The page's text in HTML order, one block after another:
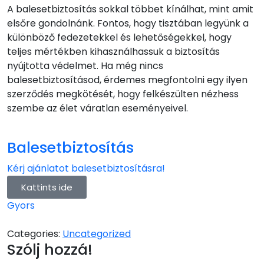
A balesetbiztosítás sokkal többet kínálhat, mint amit
elsőre gondolnánk. Fontos, hogy tisztában legyünk a
különböző fedezetekkel és lehetőségekkel, hogy
teljes mértékben kihasználhassuk a biztosítás
nyújtotta védelmet. Ha még nincs
balesetbiztosításod, érdemes megfontolni egy ilyen
szerződés megkötését, hogy felkészülten nézhess
szembe az élet váratlan eseményeivel.
Balesetbiztosítás
Kérj ajánlatot balesetbiztosításra!
Kattints ide
Gyors
Categories: Uncategorized
Szólj hozzá!